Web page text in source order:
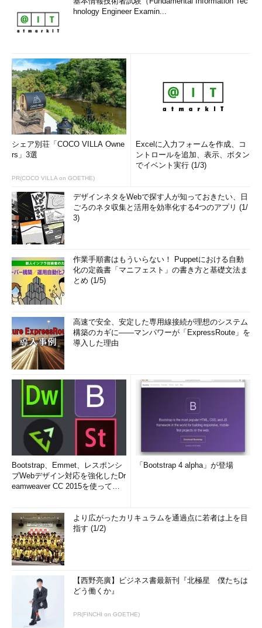
hnology Engineer Examin...
シェア別荘「COCO VILLA Owne
rs」3選
PR(COCO VILLA on GOETHE)
Excelに入力フォームを作成、コ
ントロールを追加、表示、ボタン
でイベント実行 (1/3)
デザインネタをWebで探す人が知っておきたい、日
ごろのネタ収集と活用を効率化する4つのアプリ (1/
3)
作業手順書はもういらない！ Puppetにおける自動
化の定義書「マニフェスト」の書き方と基礎文法ま
とめ (1/5)
高速で安全、安定した専用線接続が理想のシステム
構築のカギに――マンパワーが「ExpressRoute」を
導入した理由
Bootstrap、Emmet、レスポンシ
ブWebデザイン対応を強化したDr
eamweaver CC 2015を使って
「Bootstrap 4 alpha」が登場
より広がったカリキュラムを通過点に若者は上を目
指す (1/2)
【西野亮廣】ビジネス書最新刊『北極星 僕たちは
どう働くか』
PR(FINCHI on GOETHE)